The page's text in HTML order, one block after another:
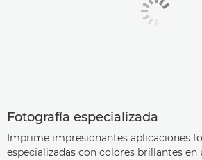
Fotografía especializada
Imprime impresionantes aplicaciones
especializadas con colores brillantes en